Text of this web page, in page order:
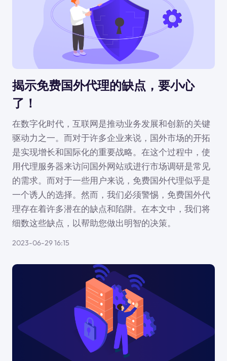
揭示免费国外代理的缺点，要小心
了！
在数字化时代，互联网是推动业务发展和创新的关键
驱动力之一。而对于许多企业来说，国外市场的开拓
是实现增长和国际化的重要战略。在这个过程中，使
用代理服务器来访问国外网站或进行市场调研是常见
的需求。而对于一些用户来说，免费国外代理似乎是
一个诱人的选择。然而，我们必须警惕，免费国外代
理存在着许多潜在的缺点和陷阱。在本文中，我们将
细数这些缺点，以帮助您做出明智的决策。
2023-06-29 16:15